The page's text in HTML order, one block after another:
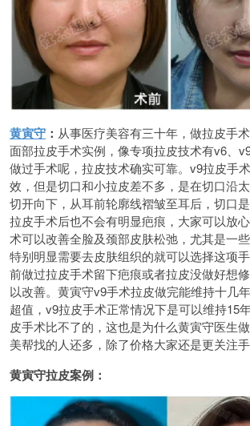
黄寅守 ： 从事医疗美容有三十年，做拉皮手
面部拉皮手术实例，像专项拉皮技术有v6、
做过手术呢，拉皮技术确实可靠。v9拉皮手
效，但是切口和小拉皮差不多，是在切口沿
切开向下，从耳前轮廓线褶皱至耳后，切口
拉皮手术后也不会有明显疤痕，大家可以放
术可以改善全脸及颈部皮肤松弛，尤其是一
特别明显需要去皮肤组织的就可以选择这项
前做过拉皮手术留下疤痕或者拉皮没做好想
以改善。黄寅守v9手术拉皮做完能维持十几
超值，v9拉皮手术正常情况下是可以维持15
皮手术比不了的，这也是为什么黄寅守医生
美帮找的人还多，除了价格大家还是更关注手
黄寅守拉皮案例：